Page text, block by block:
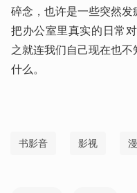
碎念，也许是一些突然
把办公室里真实的日常
之就连我们自己现在也
什么。
书影音 影视